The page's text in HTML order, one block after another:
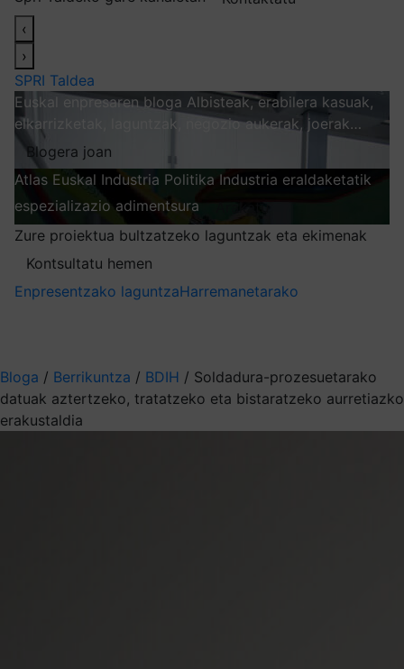
‹
›
SPRI Taldea
Euskal enpresaren bloga Albisteak, erabilera kasuak,
elkarrizketak, laguntzak, negozio aukerak, joerak…
Blogera joan
Atlas Euskal Industria Politika Industria eraldaketatik
espezializazio adimentsura
Zure proiektua bultzatzeko laguntzak eta ekimenak
Kontsultatu hemen
Enpresentzako laguntzaHarremanetarako
Bloga / Berrikuntza / BDIH / Soldadura-prozesuetarako
datuak aztertzeko, tratatzeko eta bistaratzeko aurretiazko
erakustaldia